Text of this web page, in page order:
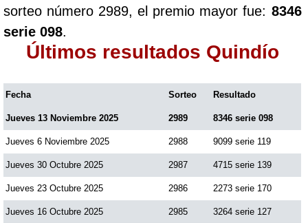
sorteo número 2989, el premio mayor fue: 8346
serie 098.
Últimos resultados Quindío
Fecha Sorteo Resultado
Jueves 13 Noviembre 2025 2989 8346 serie 098
Jueves 6 Noviembre 2025 2988 9099 serie 119
Jueves 30 Octubre 2025 2987 4715 serie 139
Jueves 23 Octubre 2025 2986 2273 serie 170
Jueves 16 Octubre 2025 2985 3264 serie 127